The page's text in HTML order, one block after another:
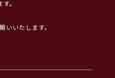
。
いいたします。